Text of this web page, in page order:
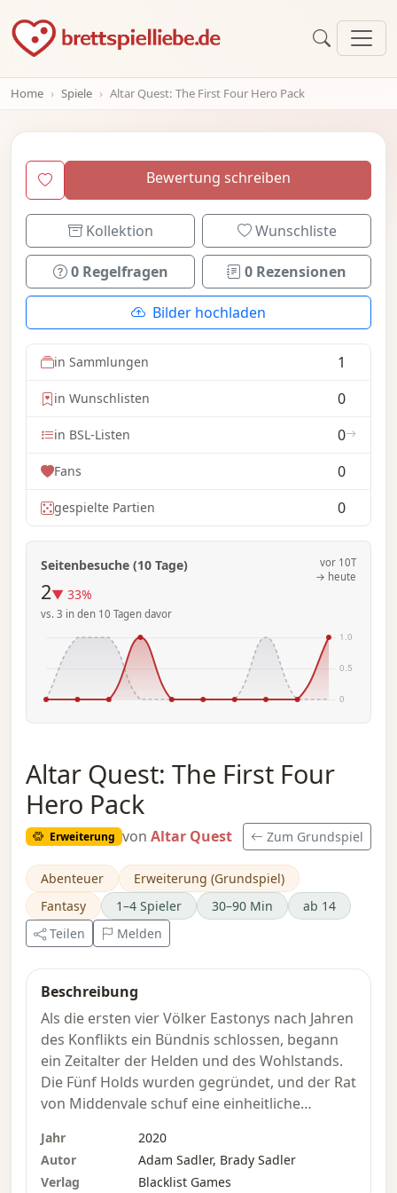
Home Spiele Altar Quest: The First Four Hero Pack
Bewertung schreiben
Kollektion Wunschliste
0 Regelfragen 0 Rezensionen
Bilder hochladen
in Sammlungen 1
in Wunschlisten 0
in BSL-Listen 0
Fans 0
gespielte Partien 0
Seitenbesuche (10 Tage)
2▼ 33%
vs. 3 in den 10 Tagen davor
vor 10T
→ heute
Altar Quest: The First Four
Hero Pack
Erweiterung von Altar Quest Zum Grundspiel
Abenteuer
Erweiterung (Grundspiel)
Fantasy
1–4 Spieler 30–90 Min
ab 14
Teilen
Melden
Beschreibung
Als die ersten vier Völker Eastonys nach Jahren
des Konflikts ein Bündnis schlossen, begann
ein Zeitalter der Helden und des Wohlstands.
Die Fünf Holds wurden gegründet, und der Rat
von Middenvale schuf eine einheitliche
Kulturen. Doch das war, bevor Szera kam …
Als das Pheranische Reich fiel, beanspruchte
Jahr
2020
Autor
Adam Sadler, Brady Sadler
Verlag
Blacklist Games